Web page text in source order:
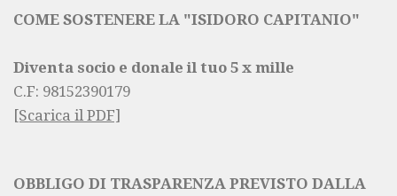
COME SOSTENERE LA "ISIDORO CAPITANIO"
Diventa socio e donale il tuo 5 x mille
C.F: 98152390179
[Scarica il PDF]
OBBLIGO DI TRASPARENZA PREVISTO DALLA